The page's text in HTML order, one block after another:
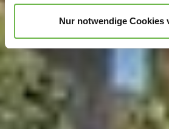
unterstützen!
erhobenen Daten in den USA
YouTube:
Indem Sie auf "Gerne
Präferenzen, Statistiken oder
auf „Auswahl manuell festlegen“
zugleich gem. Art. 49 Abs. 1 S. 1
Ihre Daten in den USA verarbeitet
werden vom Europäischen
Nur notwendige Cookies